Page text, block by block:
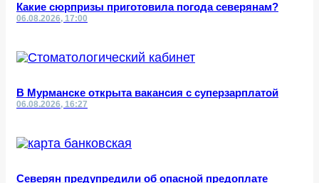
Какие сюрпризы приготовила погода северянам?
06.08.2026, 17:00
В Мурманске открыта вакансия с суперзарплатой
06.08.2026, 16:27
Северян предупредили об опасной предоплате